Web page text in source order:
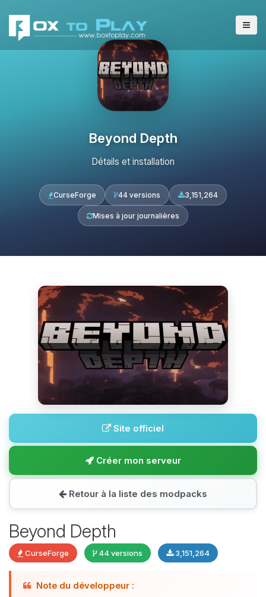
Beyond Depth
Détails et installation
CurseForge 44 versions 3,151,264
Mises à jour journalières
Site officiel
Créer mon serveur
Retour à la liste des modpacks
Beyond Depth
CurseForge 44 versions 3,151,264
Note du développeur :